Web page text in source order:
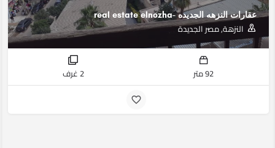
عقارات النزهه الجديده -real estate elnozha
النزهة, مصر الجديدة
92 متر 2 غرف